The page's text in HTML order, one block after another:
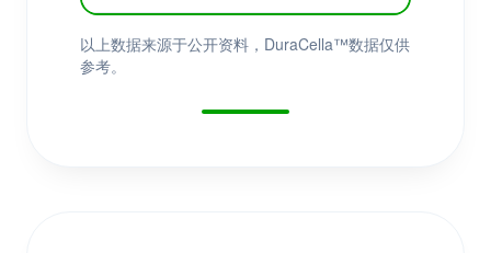
以上数据来源于公开资料，DuraCella™数据仅供
参考。